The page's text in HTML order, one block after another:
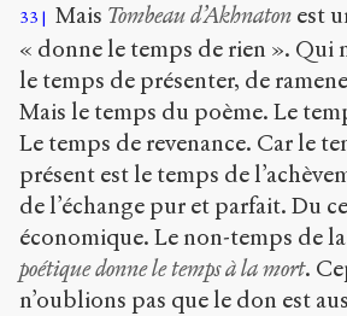
33 Mais Tombeau d’Akhnatonest
« donne le temps de rien ». Qui
le temps de présenter, de
Mais le temps du poème. Le
Le temps de revenance. Car le
présent est le temps de
de l’échange pur et parfait. Du
économique. Le non-temps de
poétique donne le temps à la mort.
n’oublions pas que le don est